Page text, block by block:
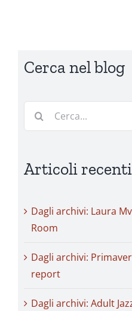
Cerca nel blog
Cerca
Articoli recenti
Dagli archivi: Laura
Room
Dagli archivi:
report
Dagli archivi: Adult